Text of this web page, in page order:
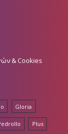
& Cookies
Gloria
Plus